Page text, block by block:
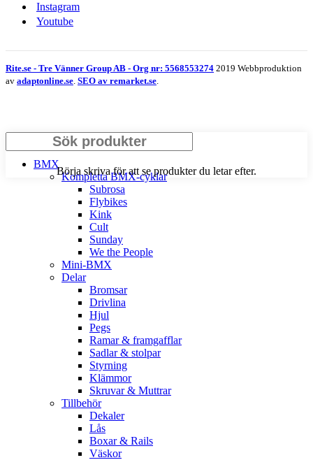
Instagram
Youtube
Rite.se - Tre Vänner Group AB - Org nr: 5568553274 2019 Webbproduktion
av adaptonline.se. SEO av remarket.se.
Börja skriva för att se produkter du letar efter.
Search
BMX
Kompletta BMX-cyklar
Subrosa
Flybikes
Kink
Cult
Sunday
We the People
Mini-BMX
Delar
Bromsar
Drivlina
Hjul
Pegs
Ramar & framgafflar
Sadlar & stolpar
Styrning
Klämmor
Skruvar & Muttrar
Tillbehör
Dekaler
Lås
Boxar & Rails
Väskor